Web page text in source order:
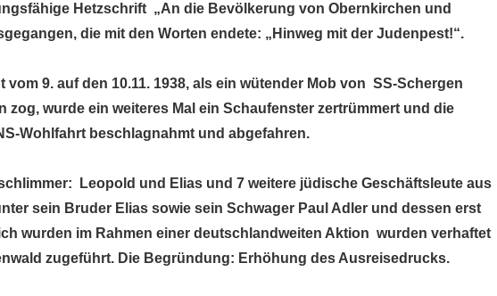
Hetzschrift „An die Bevölkerung von Obernkirchen und
die mit den Worten endete: „Hinweg mit der Judenpest!“.
vom 9. auf den 10.11. 1938, als ein wütender Mob von SS-Schergen
zog, wurde ein weiteres Mal ein Schaufenster zertrümmert und die
Wohlfahrt beschlagnahmt und abgefahren.
Leopold und Elias und 7 weitere jüdische Geschäftsleute aus
sein Bruder Elias sowie sein Schwager Paul Adler und dessen erst
wurden im Rahmen einer deutschlandweiten Aktion wurden verhaftet
zugeführt. Die Begründung: Erhöhung des Ausreisedrucks.